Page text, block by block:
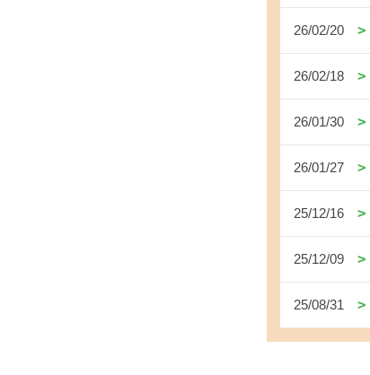
26/02/20
26/02/18
26/01/30
26/01/27
25/12/16
25/12/09
25/08/31